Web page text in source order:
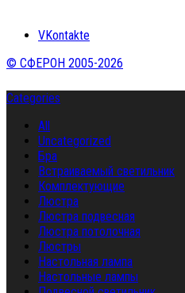
VKontakte
© СФЕРОН 2005-2026
Categories
All
Uncategorized
Бра
Встраиваемый светильник
Комплектующие
Люстра
Люстра подвесная
Люстра потолочная
Люстры
Настольная лампа
Настольные лампы